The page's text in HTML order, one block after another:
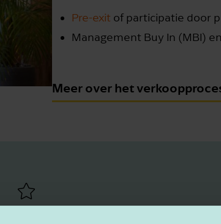
Pre-exit of participatie door
Management Buy In (MBI)
Meer over het
STUUR MIJ DE WHITEPAPER
SUCCESVOLLE VERKOOP IN 3